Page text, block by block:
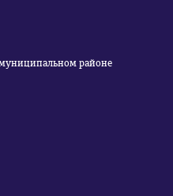
районе